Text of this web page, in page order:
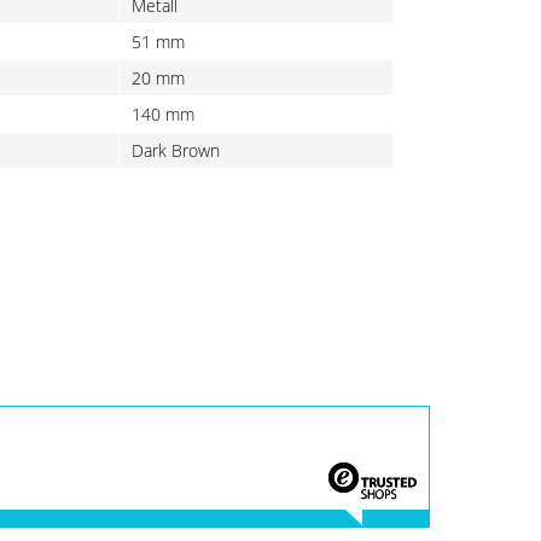
Metall
51 mm
20 mm
140 mm
Dark Brown